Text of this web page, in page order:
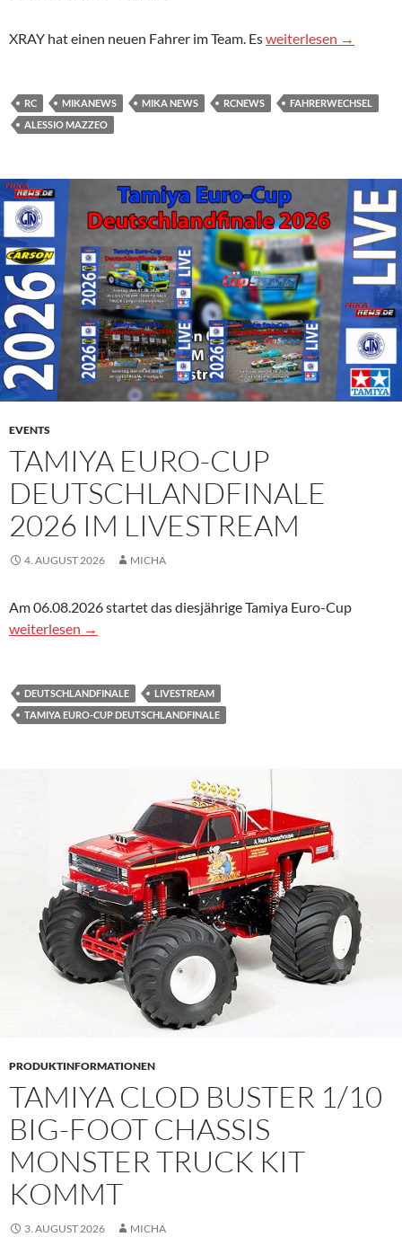
XRAY hat einen neuen Fahrer im Team. EsMazzeo wechselt in
weiterlesen →
RC MIKANEWS MIKA NEWS RCNEWS
FAHRERWECHSEL
ALESSIO MAZZEO
EVENTS
TAMIYA EURO-CUP
DEUTSCHLANDFINALE
2026 IM LIVESTREAM
4. AUGUST 2026 MICHA
Am 06.08.2026 startet das diesjährige Tamiya Euro-Cup
Tamiya Euro-Cup Deutschlandfinale 2026 im Livestream
weiterlesen →
DEUTSCHLANDFINALE
LIVESTREAM
TAMIYA EURO-CUP DEUTSCHLANDFINALE
PRODUKTINFORMATIONEN
TAMIYA CLOD BUSTER 1/10
BIG-FOOT CHASSIS
MONSTER TRUCK KIT
KOMMT
3. AUGUST 2026 MICHA